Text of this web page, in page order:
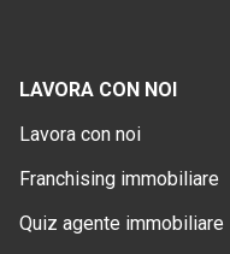
LAVORA CON NOI
Lavora con noi
Franchising immobiliare
Quiz agente immobiliare